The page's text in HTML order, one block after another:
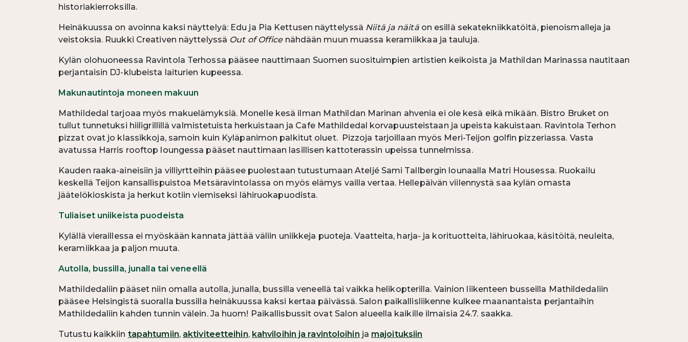
historiakierroksilla.
Heinäkuussa on avoinna kaksi näyttelyä: Edu ja Pia Kettusen näyttelyssä Niitä ja näitäon esillä sekatekniikkatöitä, pienoismalleja ja
veistoksia. Ruukki Creativen näyttelyssä Out of Officenähdään muun muassa keramiikkaa ja tauluja.
Kylän olohuoneessa Ravintola Terhossa pääsee nauttimaan Suomen suosituimpien artistien keikoista ja Mathildan Marinassa nautitaan
perjantaisin DJ-klubeista laiturien kupeessa.
Makunautintoja moneen makuun
Mathildedal tarjoaa myös makuelämyksiä. Monelle kesä ilman Mathildan Marinan ahvenia ei ole kesä eikä mikään. Bistro Bruket on
tullut tunnetuksi hiiligrillillä valmistetuista herkuistaan ja Cafe Mathildedal korvapuusteistaan ja upeista kakuistaan. Ravintola Terhon
pizzat ovat jo klassikkoja, samoin kuin Kyläpanimon palkitut oluet. Pizzoja tarjoillaan myös Meri-Teijon golfin pizzeriassa. Vasta
avatussa Harris rooftop loungessa pääset nauttimaan lasillisen kattoterassin upeissa tunnelmissa.
Kauden raaka-aineisiin ja villiyrtteihin pääsee puolestaan tutustumaan Ateljé Sami Tallbergin lounaalla Matri Housessa. Ruokailu
keskellä Teijon kansallispuistoa Metsäravintolassa on myös elämys vailla vertaa. Hellepäivän viilennystä saa kylän omasta
jäätelökioskista ja herkut kotiin viemiseksi lähiruokapuodista.
Tuliaiset uniikeista puodeista
Kylällä vieraillessa ei myöskään kannata jättää väliin uniikkeja puoteja. Vaatteita, harja- ja korituotteita, lähiruokaa, käsitöitä, neuleita,
keramiikkaa ja paljon muuta.
Autolla, bussilla, junalla tai veneellä
Mathildedaliin pääset niin omalla autolla, junalla, bussilla veneellä tai vaikka helikopterilla. Vainion liikenteen busseilla Mathildedaliin
pääsee Helsingistä suoralla bussilla heinäkuussa kaksi kertaa päivässä. Salon paikallisliikenne kulkee maanantaista perjantaihin
Mathildedaliin kahden tunnin välein. Ja huom! Paikallisbussit ovat Salon alueella kaikille ilmaisia 24.7. saakka.
Tutustu kaikkiin tapahtumiin, aktiviteetteihin, kahviloihin ja ravintoloihin ja majoituksiin